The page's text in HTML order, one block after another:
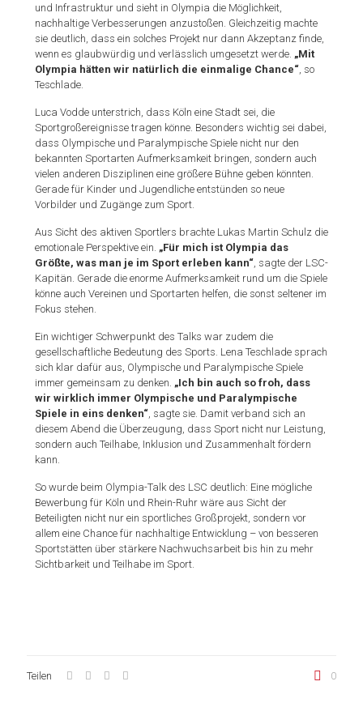
und Infrastruktur und sieht in Olympia die Möglichkeit,
nachhaltige Verbesserungen anzustoßen. Gleichzeitig machte
sie deutlich, dass ein solches Projekt nur dann Akzeptanz finde,
wenn es glaubwürdig und verlässlich umgesetzt werde. „Mit
Olympia hätten wir natürlich die einmalige Chance“, so
Teschlade.
Luca Vodde unterstrich, dass Köln eine Stadt sei, die
Sportgroßereignisse tragen könne. Besonders wichtig sei dabei,
dass Olympische und Paralympische Spiele nicht nur den
bekannten Sportarten Aufmerksamkeit bringen, sondern auch
vielen anderen Disziplinen eine größere Bühne geben könnten.
Gerade für Kinder und Jugendliche entstünden so neue
Vorbilder und Zugänge zum Sport.
Aus Sicht des aktiven Sportlers brachte Lukas Martin Schulz die
emotionale Perspektive ein. „Für mich ist Olympia das
Größte, was man je im Sport erleben kann“, sagte der LSC-
Kapitän. Gerade die enorme Aufmerksamkeit rund um die Spiele
könne auch Vereinen und Sportarten helfen, die sonst seltener im
Fokus stehen.
Ein wichtiger Schwerpunkt des Talks war zudem die
gesellschaftliche Bedeutung des Sports. Lena Teschlade sprach
sich klar dafür aus, Olympische und Paralympische Spiele
immer gemeinsam zu denken. „Ich bin auch so froh, dass
wir wirklich immer Olympische und Paralympische
Spiele in eins denken“, sagte sie. Damit verband sich an
diesem Abend die Überzeugung, dass Sport nicht nur Leistung,
sondern auch Teilhabe, Inklusion und Zusammenhalt fördern
kann.
So wurde beim Olympia-Talk des LSC deutlich: Eine mögliche
Bewerbung für Köln und Rhein-Ruhr wäre aus Sicht der
Beteiligten nicht nur ein sportliches Großprojekt, sondern vor
allem eine Chance für nachhaltige Entwicklung – von besseren
Sportstätten über stärkere Nachwuchsarbeit bis hin zu mehr
Sichtbarkeit und Teilhabe im Sport.
Teilen 0